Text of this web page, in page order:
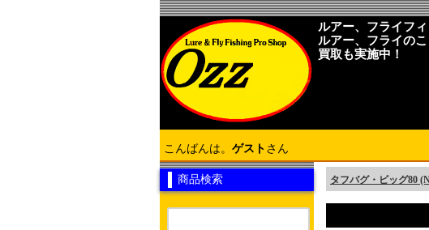
ルアー、フライフ
ルアー、フライの
買取も実施中！
こんばんは。 ゲスト さん
商品検索 タフバグ・ビッグ80